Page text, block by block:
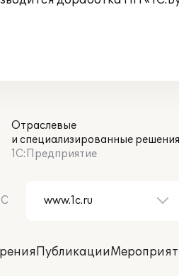
Отраслевые
и специализированные решения
1С:Предприятие
Публикации